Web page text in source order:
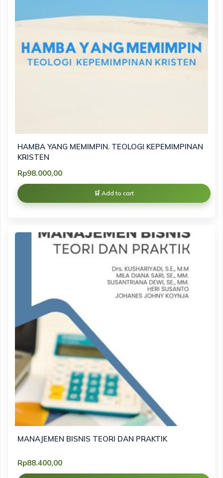
HAMBA YANG MEMIMPIN. TEOLOGI KEPEMIMPINAN
KRISTEN
Rp98.000,00
Add to cart
MANAJEMEN BISNIS TEORI DAN PRAKTIK
Rp88.400,00